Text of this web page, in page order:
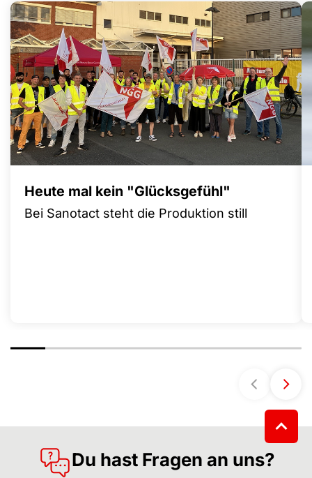
Heute mal kein "Glücksgefühl"
Bei Sanotact steht die Produktion still
Du hast Fragen an uns?